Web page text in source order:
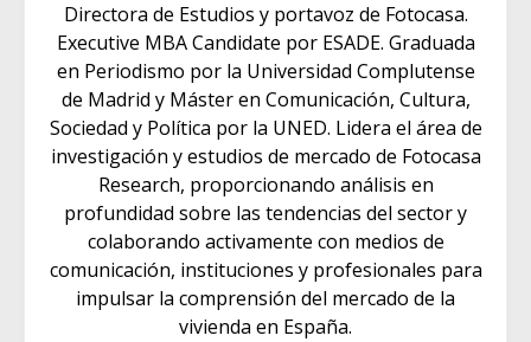
Directora de Estudios y portavoz de Fotocasa.
Executive MBA Candidate por ESADE. Graduada
en Periodismo por la Universidad Complutense
de Madrid y Máster en Comunicación, Cultura,
Sociedad y Política por la UNED. Lidera el área de
investigación y estudios de mercado de Fotocasa
Research, proporcionando análisis en
profundidad sobre las tendencias del sector y
colaborando activamente con medios de
comunicación, instituciones y profesionales para
impulsar la comprensión del mercado de la
vivienda en España.